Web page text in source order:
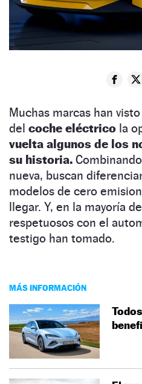
Muchas marcas han
del coche eléctrico la
vuelta algunos de los
su historia.
nueva, buscan
modelos de cero
llegar. Y, en la mayoría
respetuosos con el
testigo han tomado.
MÁS INFORMACIÓN